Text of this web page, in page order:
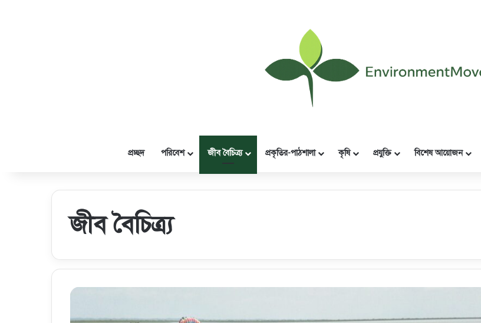
প্রচ্ছদ পরিবেশ জীব বৈচিত্র্য প্রকৃতির-পাঠশালা কৃষি প্রযুক্তি বিশেষ আয়োজন
জীব বৈচিত্র্য